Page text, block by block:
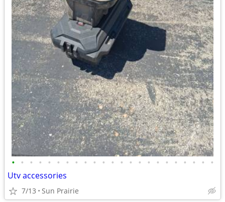
• • • • • • • • • • • • • • • • • • • • • • •
Utv accessories
7/13 Sun Prairie